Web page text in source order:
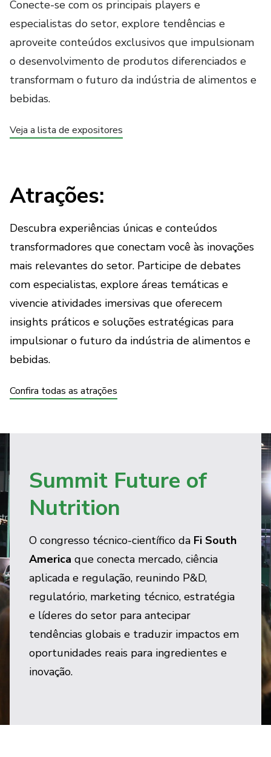
Conecte-se com os principais players e
especialistas do setor, explore tendências e
aproveite conteúdos exclusivos que impulsionam
o desenvolvimento de produtos diferenciados e
transformam o futuro da indústria de alimentos e
bebidas.
Veja a lista de expositores
Atrações:
Descubra experiências únicas e conteúdos
transformadores que conectam você às inovações
mais relevantes do setor. Participe de debates
com especialistas, explore áreas temáticas e
vivencie atividades imersivas que oferecem
insights práticos e soluções estratégicas para
impulsionar o futuro da indústria de alimentos e
bebidas.
Confira todas as atrações
Summit Future of
Nutrition
O congresso técnico-científico da Fi South
America que conecta mercado, ciência
aplicada e regulação, reunindo P&D,
regulatório, marketing técnico, estratégia
e líderes do setor para antecipar
tendências globais e traduzir impactos em
oportunidades reais para ingredientes e
inovação.